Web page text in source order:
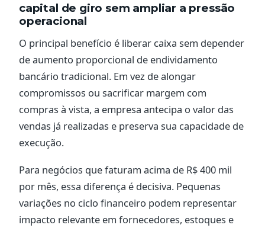
capital de giro sem ampliar a pressão
operacional
O principal benefício é liberar caixa sem depender
de aumento proporcional de endividamento
bancário tradicional. Em vez de alongar
compromissos ou sacrificar margem com
compras à vista, a empresa antecipa o valor das
vendas já realizadas e preserva sua capacidade de
execução.
Para negócios que faturam acima de R$ 400 mil
por mês, essa diferença é decisiva. Pequenas
variações no ciclo financeiro podem representar
impacto relevante em fornecedores, estoques e